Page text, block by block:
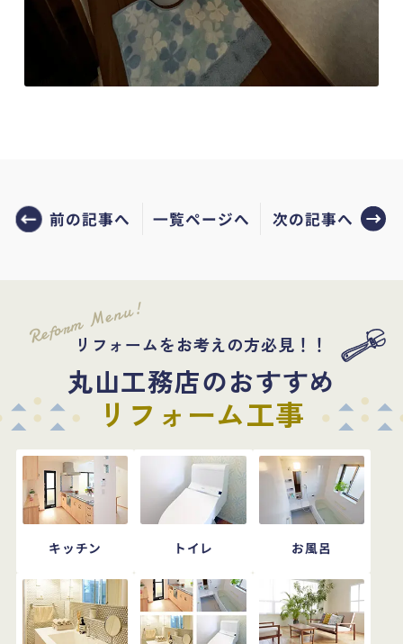
前の記事へ 一覧ページへ 次の記事へ
Reform Menu!
リフォームをお考えの方必見！！
丸山工務店のおすすめ
リフォーム工事
キッチン トイレ お風呂